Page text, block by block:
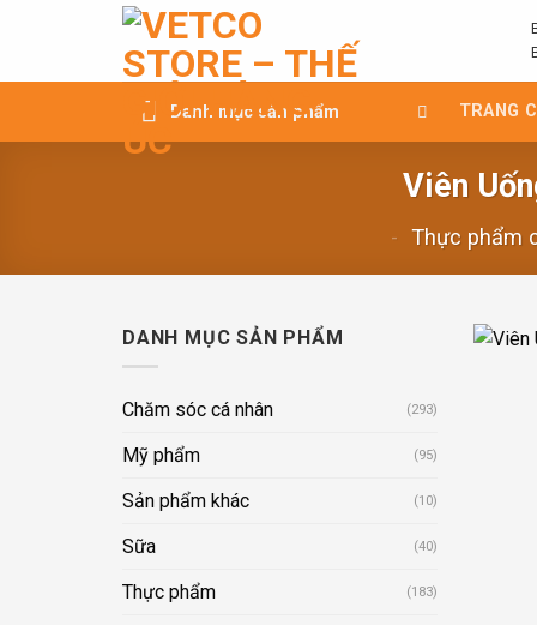
Danh mục sản phẩm TRANG
Viên
- Thực phẩm
DANH MỤC SẢN PHẨM
Chăm sóc cá nhân (293)
Mỹ phẩm (95)
Sản phẩm khác (10)
Sữa (40)
Thực phẩm (183)